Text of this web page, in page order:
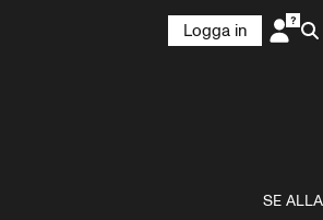
Logga in
SE ALLA